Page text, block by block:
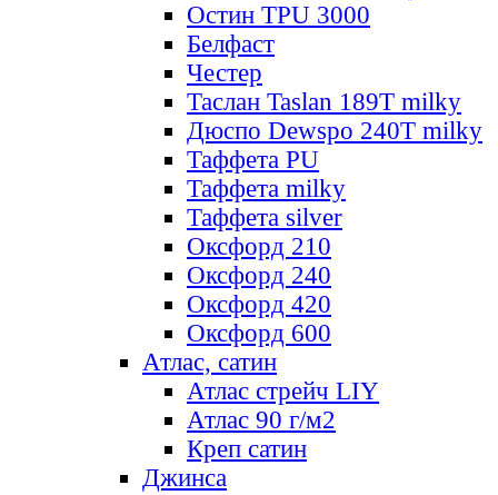
Остин TPU 3000
Белфаст
Честер
Таслан Taslan 189T milky
Дюспо Dewspo 240T milky
Таффета PU
Таффета milky
Таффета silver
Оксфорд 210
Оксфорд 240
Оксфорд 420
Оксфорд 600
Атлас, сатин
Атлас стрейч LIY
Атлас 90 г/м2
Креп сатин
Джинса